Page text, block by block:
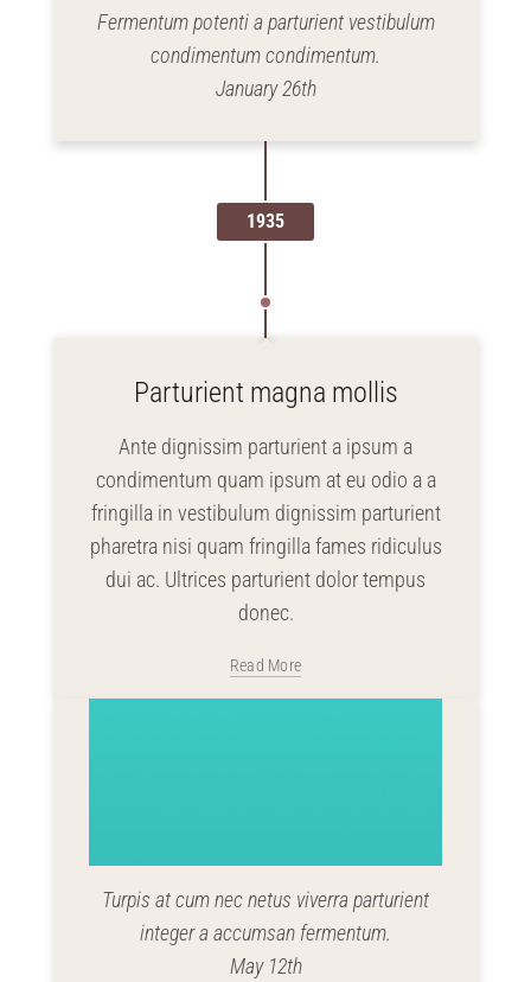
Fermentum potenti a parturient vestibulum
condimentum condimentum.
January 26th
1935
Parturient magna mollis
Ante dignissim parturient a ipsum a
condimentum quam ipsum at eu odio a a
fringilla in vestibulum dignissim parturient
pharetra nisi quam fringilla fames ridiculus
dui ac. Ultrices parturient dolor tempus
donec.
Read More
Turpis at cum nec netus viverra parturient
integer a accumsan fermentum.
May 12th